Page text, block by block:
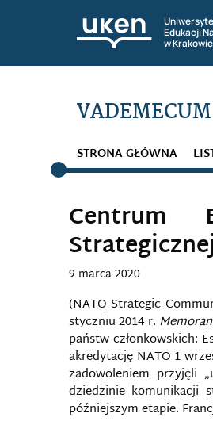
Edukacji
w Krakowie
STRONA GŁÓWNA
Centrum
9 marca 2020
(NATO Strategic
styczniu 2014 r.
państw członkowskich:
akredytację NATO 1
zadowoleniem przyjęli
dziedzinie komunikacji
późniejszym etapie.